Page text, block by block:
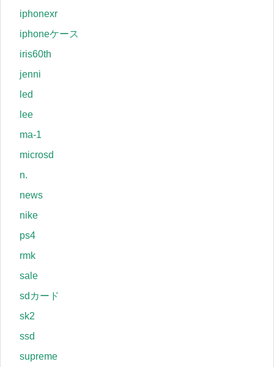
iphonexr
iphoneケース
iris60th
jenni
led
lee
ma-1
microsd
n.
news
nike
ps4
rmk
sale
sdカード
sk2
ssd
supreme